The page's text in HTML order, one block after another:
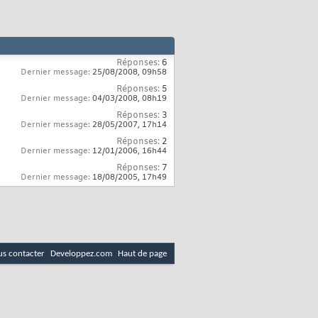
Réponses:6
Dernier message: 25/08/2008, 09h58
Réponses: 5
Dernier message: 04/03/2008, 08h19
Réponses: 3
Dernier message: 28/05/2007, 17h14
Réponses: 2
Dernier message: 12/01/2006, 16h44
Réponses: 7
Dernier message: 18/08/2005, 17h49
contacter Developpez.com Haut de page